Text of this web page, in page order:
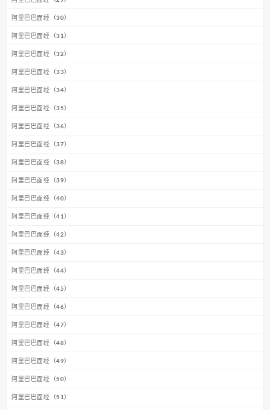
阿里巴巴面经（30）
阿里巴巴面经（31）
阿里巴巴面经（32）
阿里巴巴面经（33）
阿里巴巴面经（34）
阿里巴巴面经（35）
阿里巴巴面经（36）
阿里巴巴面经（37）
阿里巴巴面经（38）
阿里巴巴面经（39）
阿里巴巴面经（40）
阿里巴巴面经（41）
阿里巴巴面经（42）
阿里巴巴面经（43）
阿里巴巴面经（44）
阿里巴巴面经（45）
阿里巴巴面经（46）
阿里巴巴面经（47）
阿里巴巴面经（48）
阿里巴巴面经（49）
阿里巴巴面经（50）
阿里巴巴面经（51）